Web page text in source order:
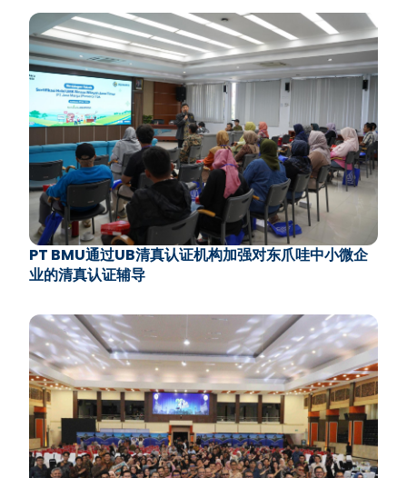
PT BMU通过UB清真认证机构加强对东爪哇中小微企
业的清真认证辅导